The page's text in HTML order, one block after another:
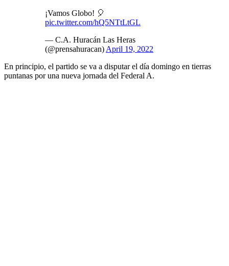
¡Vamos Globo! 🎈
pic.twitter.com/hQ5NTtLtGL
— C.A. Huracán Las Heras
(@prensahuracan) April 19, 2022
En principio, el partido se va a disputar el día domingo en tierras
puntanas por una nueva jornada del Federal A.